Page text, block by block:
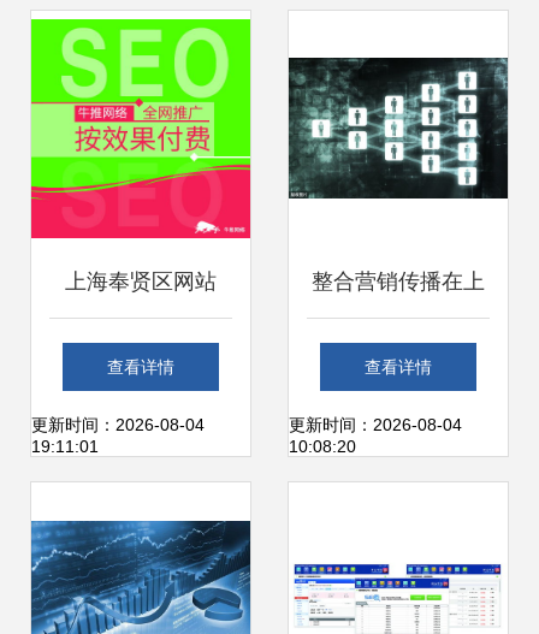
防控常态化下稳健
增长
上海奉贤区网站
SEO优化公司 互联
网产品与销售的专
查看详情
更新时间：2026-08-04
19:11:01
整合营销传播在上
海互联网销售中的
应用 以客户关系为
查看详情
更新时间：2026-08-04
10:08:20